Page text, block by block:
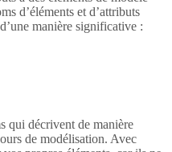
d’éléments et d’attributs
manière significative :
qui décrivent de manière
de modélisation. Avec